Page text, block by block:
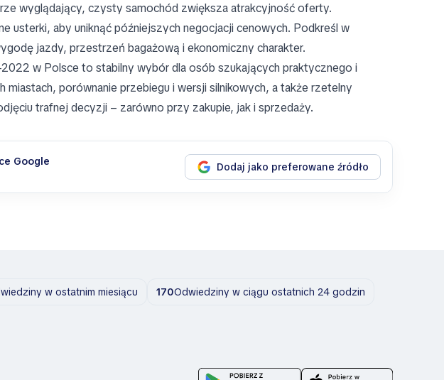
wyglądający, czysty samochód zwiększa atrakcyjność oferty.
usterki, aby uniknąć późniejszych negocjacji cenowych. Podkreśl w
jazdy, przestrzeń bagażową i ekonomiczny charakter.
w Polsce to stabilny wybór dla osób szukających praktycznego i
porównanie przebiegu i wersji silnikowych, a także rzetelny
trafnej decyzji – zarówno przy zakupie, jak i sprzedaży.
Google Dodaj jako preferowane źródło
w ostatnim miesiącu 170Odwiedziny w ciągu ostatnich 24 godzin